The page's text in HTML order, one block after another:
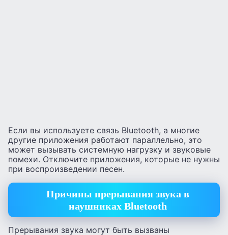
Если вы используете связь Bluetooth, а многие
другие приложения работают параллельно, это
может вызывать системную нагрузку и звуковые
помехи. Отключите приложения, которые не нужны
при воспроизведении песен.
Причины прерывания звука в
наушниках Bluetooth
Прерывания звука могут быть вызваны